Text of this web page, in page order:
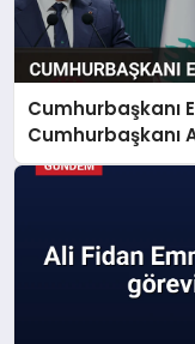
Cumhurbaşkanı
Cumhurbaşkanı